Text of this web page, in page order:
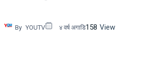
By YOUTV ४ वर्ष अगाडि158 View